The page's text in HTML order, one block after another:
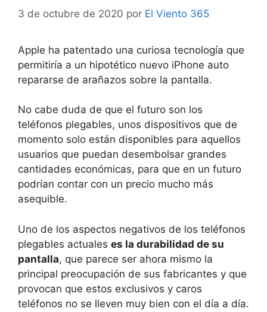
3 de octubre de 2020 por El Viento 365
Apple ha patentado una curiosa tecnología que
permitiría a un hipotético nuevo iPhone auto
repararse de arañazos sobre la pantalla.
No cabe duda de que el futuro son los
teléfonos plegables, unos dispositivos que de
momento solo están disponibles para aquellos
usuarios que puedan desembolsar grandes
cantidades económicas, para que en un futuro
podrían contar con un precio mucho más
asequible.
Uno de los aspectos negativos de los teléfonos
plegables actuales es la durabilidad de su
pantalla, que parece ser ahora mismo la
principal preocupación de sus fabricantes y que
provocan que estos exclusivos y caros
teléfonos no se lleven muy bien con el día a día.